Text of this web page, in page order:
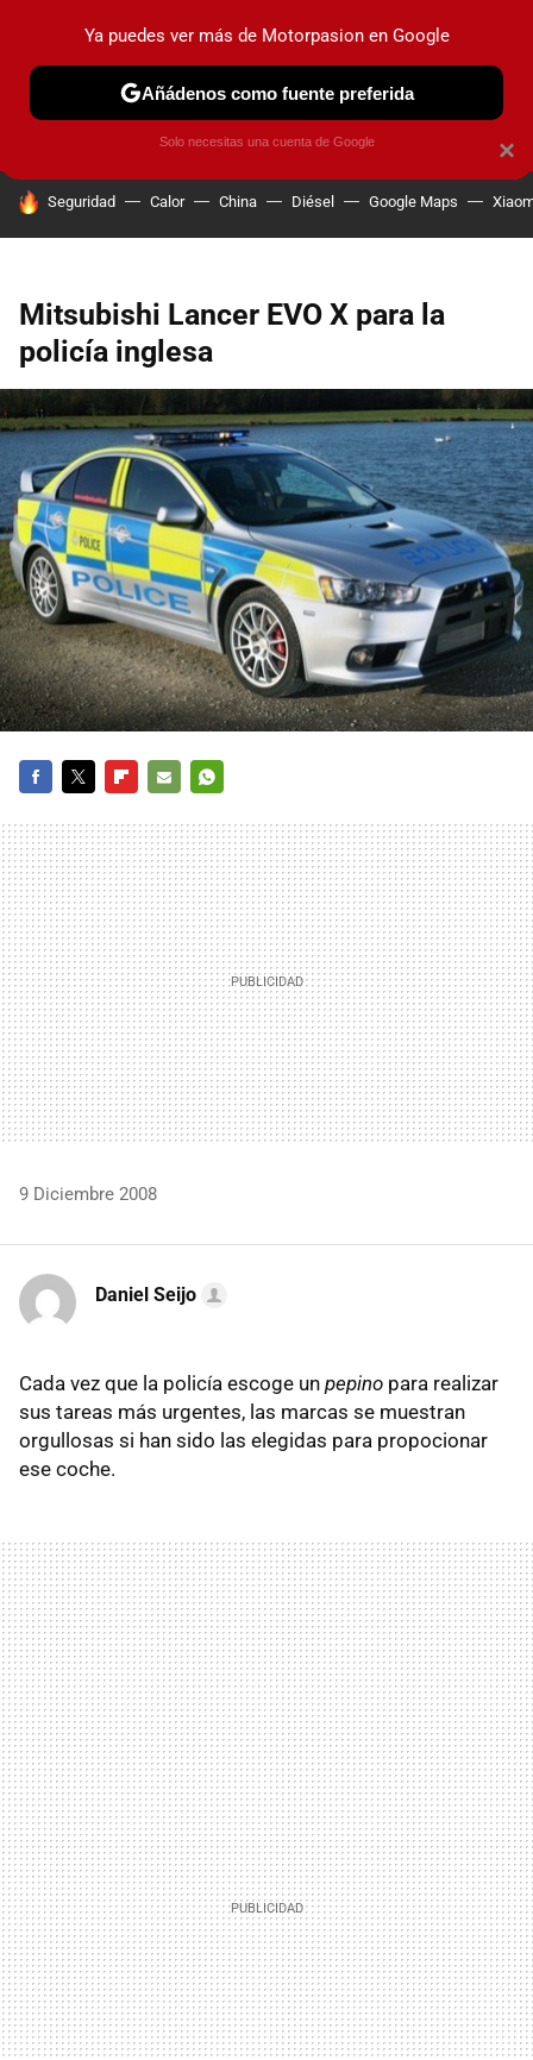
PRUEBAS COCHES ELÉCTRICOS OBSERVATORIO
HOY SE HABLA DE
Seguridad Calor China Diésel Google Maps
Mitsubishi Lancer EVO X para la
policía inglesa
MAIL
9 Diciembre 2008
Daniel Seijo
Cada vez que la policía escoge un pepino para realizar
sus tareas más urgentes, las marcas se muestran
orgullosas si han sido las elegidas para propocionar
ese coche.
×
Ya puedes ver más de Motorpasion en Google
Añádenos como fuente preferida
Solo necesitas una cuenta de Google